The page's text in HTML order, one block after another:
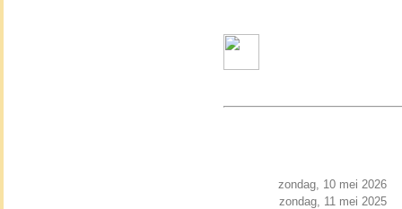
zondag, 10 mei 2026
zondag, 11 mei 2025